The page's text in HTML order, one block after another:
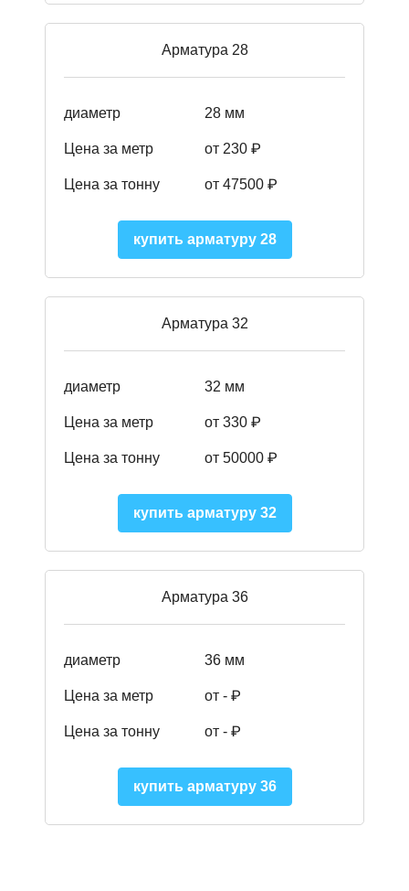
Арматура 28
диаметр 28 мм
Цена за метр от 230 ₽
Цена за тонну от 47500 ₽
купить арматуру 28
Арматура 32
диаметр 32 мм
Цена за метр от 330 ₽
Цена за тонну от 50000 ₽
купить арматуру 32
Арматура 36
диаметр 36 мм
Цена за метр от - ₽
Цена за тонну от - ₽
купить арматуру 36